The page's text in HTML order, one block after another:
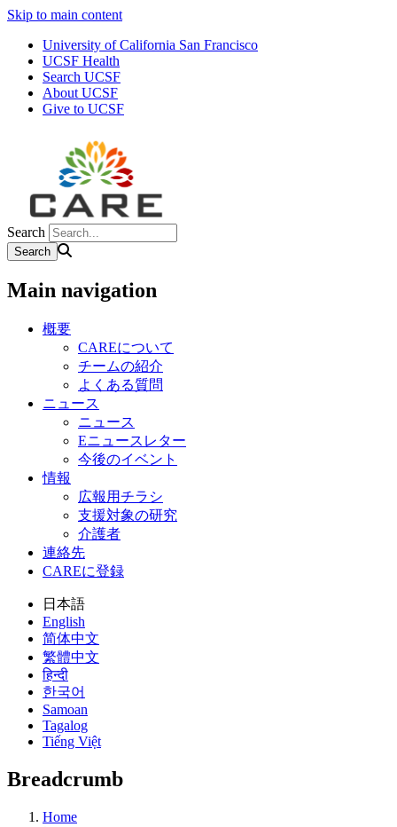
Skip to main content
University of California San Francisco
UCSF Health
Search UCSF
About UCSF
Give to UCSF
Search
Main navigation
概要
CAREについて
チームの紹介
よくある質問
ニュース
ニュース
Eニュースレター
今後のイベント
情報
広報用チラシ
支援対象の研究
介護者
連絡先
CAREに登録
日本語
English
简体中文
繁體中文
हिन्दी
한국어
Samoan
Tagalog
Tiếng Việt
Breadcrumb
Home